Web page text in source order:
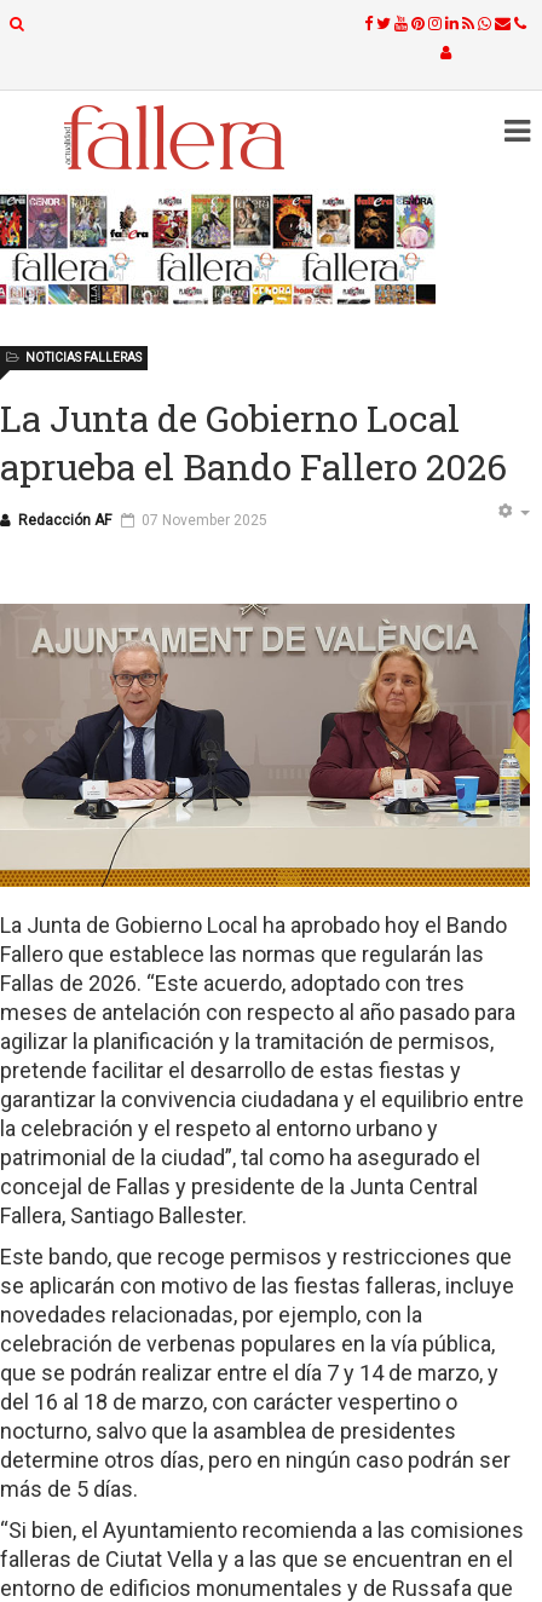
La Junta de Gobierno Local
aprueba el Bando Fallero 2026
Redacción AF
NOTICIAS FALLERAS
07 November 2025
La Junta de Gobierno Local ha aprobado hoy el Bando
Fallero que establece las normas que regularán las
Fallas de 2026. “Este acuerdo, adoptado con tres
meses de antelación con respecto al año pasado para
agilizar la planificación y la tramitación de permisos,
pretende facilitar el desarrollo de estas fiestas y
garantizar la convivencia ciudadana y el equilibrio entre
la celebración y el respeto al entorno urbano y
patrimonial de la ciudad”, tal como ha asegurado el
concejal de Fallas y presidente de la Junta Central
Fallera, Santiago Ballester.
Este bando, que recoge permisos y restricciones que
se aplicarán con motivo de las fiestas falleras, incluye
novedades relacionadas, por ejemplo, con la
celebración de verbenas populares en la vía pública,
que se podrán realizar entre el día 7 y 14 de marzo, y
del 16 al 18 de marzo, con carácter vespertino o
nocturno, salvo que la asamblea de presidentes
determine otros días, pero en ningún caso podrán ser
más de 5 días.
“Si bien, el Ayuntamiento recomienda a las comisiones
falleras de Ciutat Vella y a las que se encuentran en el
entorno de edificios monumentales y de Russafa que